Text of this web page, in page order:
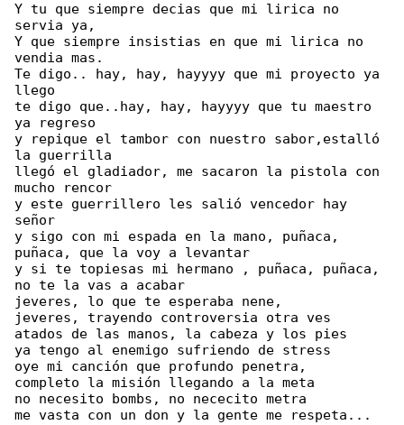
Y tu que siempre decias que mi lirica no
servia ya,
Y que siempre insistias en que mi lirica no
vendia mas.
Te digo.. hay, hay, hayyyy que mi proyecto ya
llego
te digo que..hay, hay, hayyyy que tu maestro
ya regreso
y repique el tambor con nuestro sabor,estalló
la guerrilla
llegó el gladiador, me sacaron la pistola con
mucho rencor
y este guerrillero les salió vencedor hay
señor
y sigo con mi espada en la mano, puñaca,
puñaca, que la voy a levantar
y si te topiesas mi hermano , puñaca, puñaca,
no te la vas a acabar
jeveres, lo que te esperaba nene,
jeveres, trayendo controversia otra ves
atados de las manos, la cabeza y los pies
ya tengo al enemigo sufriendo de stress
oye mi canción que profundo penetra,
completo la misión llegando a la meta
no necesito bombs, no nececito metra
me vasta con un don y la gente me respeta...